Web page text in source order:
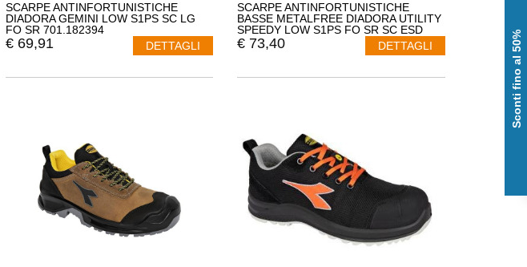
SCARPE ANTINFORTUNISTICHE
DIADORA GEMINI LOW S1PS SC LG
FO SR 701.182394
€ 69,91 DETTAGLI
SCARPE ANTINFORTUNISTICHE
BASSE METALFREE DIADORA UTILITY
SPEEDY LOW S1PS FO SR SC ESD
701.182356 COMODE LEGGERE
€ 73,40 DETTAGLI Sconti fino al 50%